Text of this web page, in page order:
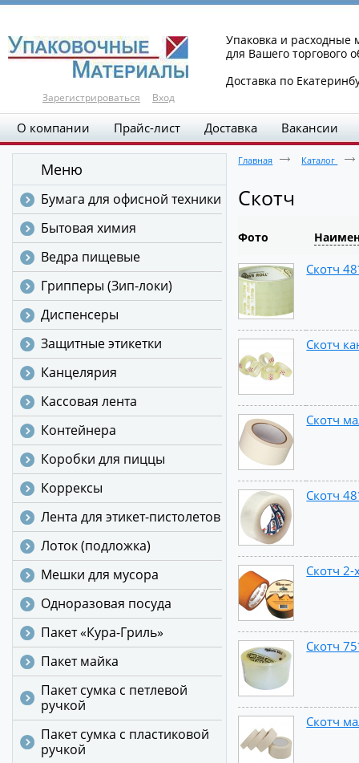
Зарегистрироваться Вход
Упаковка и расходные
для Вашего торгового
Доставка по
О компании Прайс-лист Доставка Вакансии
Меню
Бумага для офисной техники
Бытовая химия
Ведра пищевые
Грипперы (Зип-локи)
Диспенсеры
Защитные этикетки
Канцелярия
Кассовая лента
Контейнера
Коробки для пиццы
Коррексы
Лента для этикет-пистолетов
Лоток (подложка)
Мешки для мусора
Одноразовая посуда
Пакет «Кура-Гриль»
Пакет майка
Пакет сумка с петлевой
ручкой
Пакет сумка с пластиковой
ручкой
Главная Каталог
Скотч
Фото
Скотч
Скотч
Скотч
Скотч
Скотч
Скотч
Скотч